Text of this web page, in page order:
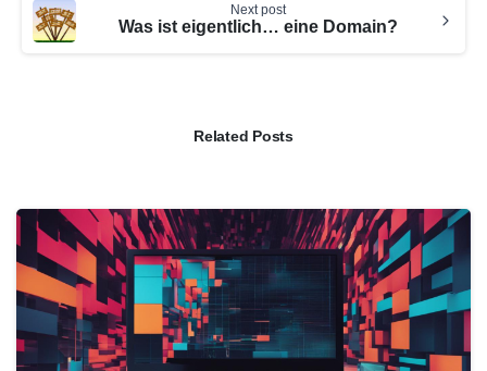
Next post
Was ist eigentlich… eine Domain?
Related Posts